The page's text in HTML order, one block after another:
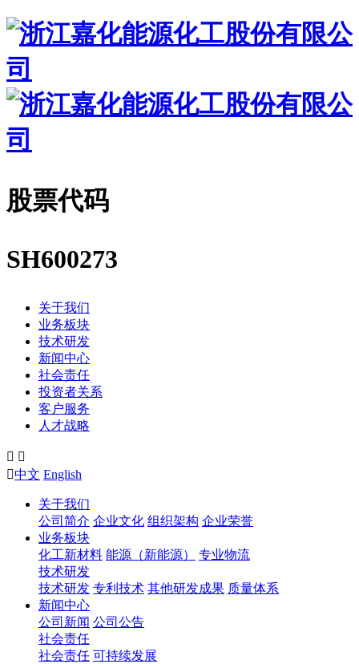
股票代码
SH600273
关于我们
业务板块
技术研发
新闻中心
社会责任
投资者关系
客户服务
人才战略
 
中文 English
关于我们
公司简介 企业文化 组织架构 企业荣誉
业务板块
化工新材料 能源（新能源）
专业物流
技术研发
技术研发 专利技术 其他研发成果 质量体系
新闻中心
公司新闻 公司公告
社会责任
社会责任 可持续发展